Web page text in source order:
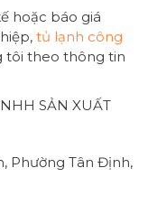
hoặc báo giá
tủ lạnh công
tôi theo thông tin
SẢN XUẤT
Phường Tân Định,